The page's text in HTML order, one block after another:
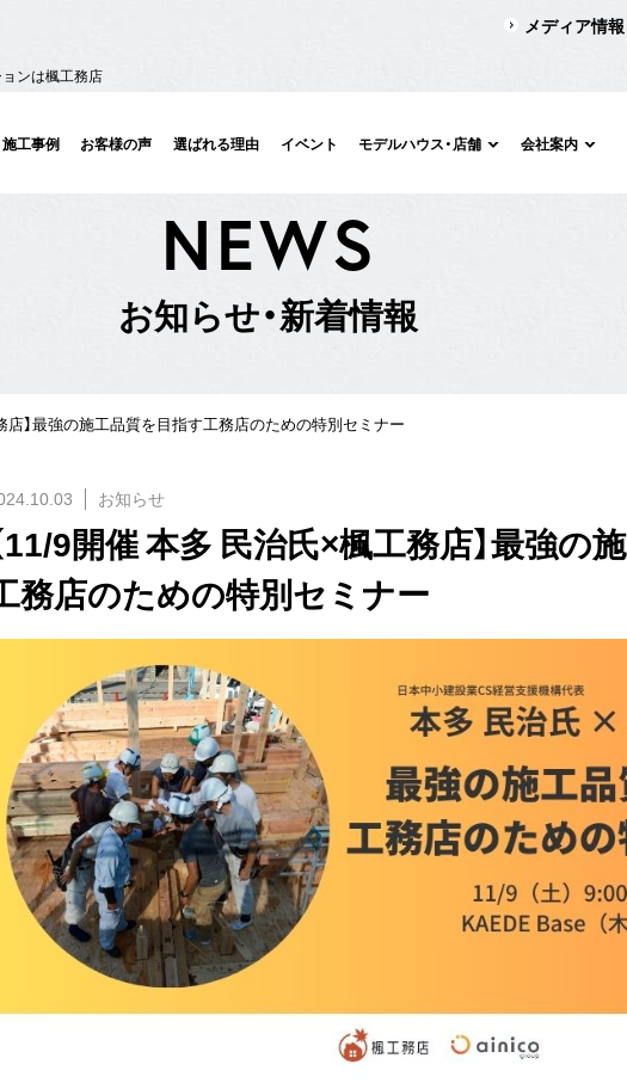
ョンは楓工務店
施工事例 お客様の声 選ばれる理由 イベント モデルハウス・店舗 会社案内
メディア情報
NEWS
お知らせ・新着情報
店】最強の施工品質を目指す工務店のための特別セミナー
お知らせ
11/9開催 本多 民治氏×楓工務店】最強の
務店のための特別セミナー